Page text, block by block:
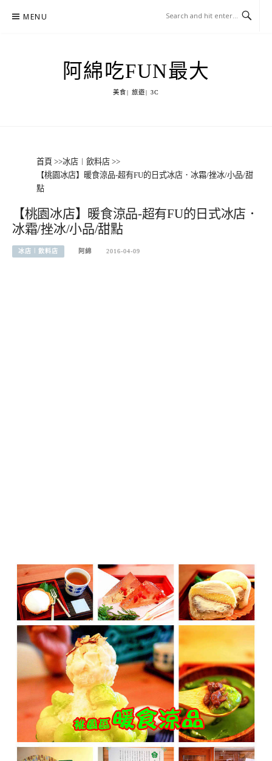
MENU
阿綿吃FUN最大
美食| 旅遊| 3C
首頁 >>冰店︱飲料店 >>
【桃園冰店】暖食涼品-超有FU的日式冰店．冰霜/挫冰/小品/甜
點
【桃園冰店】暖食涼品-超有FU的日式冰店．
冰霜/挫冰/小品/甜點
冰店︱飲料店 阿綿 2016-04-09